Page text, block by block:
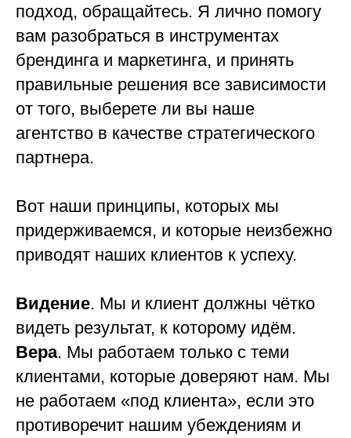
подход, обращайтесь. Я лично помогу
вам разобраться в инструментах
брендинга и маркетинга, и принять
правильные решения все зависимости
от того, выберете ли вы наше
агентство в качестве стратегического
партнера.
Вот наши принципы, которых мы
придерживаемся, и которые неизбежно
приводят наших клиентов к успеху.
Видение. Мы и клиент должны чётко
видеть результат, к которому идём.
Вера. Мы работаем только с теми
клиентами, которые доверяют нам. Мы
не работаем «под клиента», если это
противоречит нашим убеждениям и